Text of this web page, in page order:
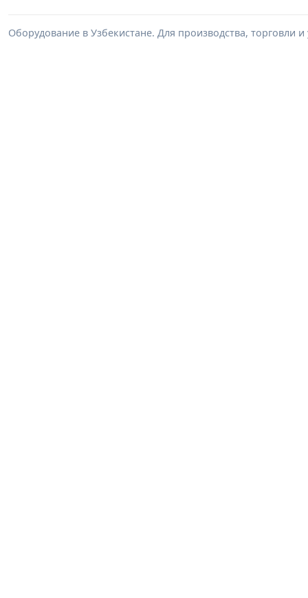
Оборудование в Узбекистане. Для производства, торговли